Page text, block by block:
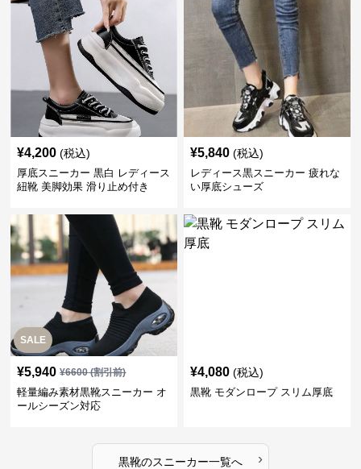
¥4,200 (税込)
厚底スニーカー 黒白 レディース
紐靴 美脚効果 滑り止め付き
¥5,840 (税込)
レディース黒スニーカー 疲れな
い厚底シューズ
SALE
¥5,940 ¥6600(割引前)
軽量編み素材黒靴スニーカー オ
ールシーズン対応
¥4,080 (税込)
黒靴 モダンロープ スリム厚底
黒靴のスニーカー一覧へ ›